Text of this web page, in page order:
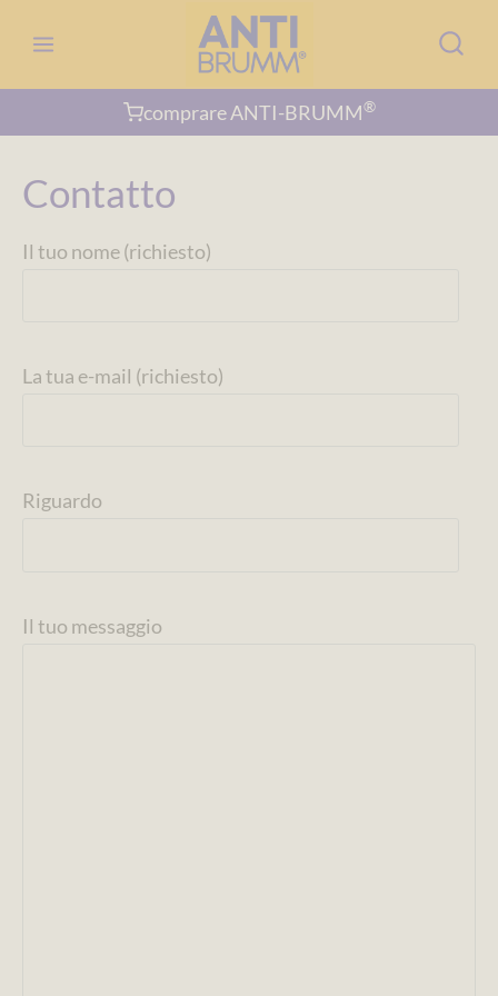
contenuto
comprare ANTI-BRUMM®
Contatto
Il tuo nome (richiesto)
La tua e-mail (richiesto)
Riguardo
Il tuo messaggio